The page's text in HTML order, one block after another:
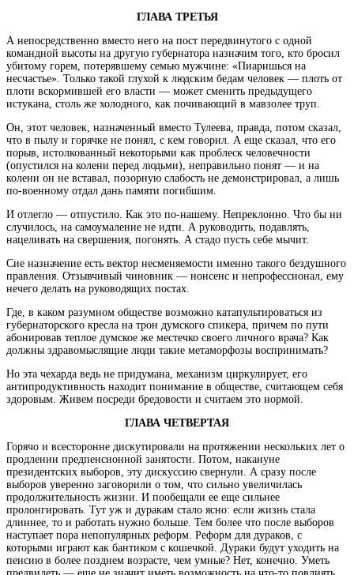
ГЛАВА ТРЕТЬЯ
А непосредственно вместо него на пост передвинутого с одной
командной высоты на другую губернатора назначим того, кто бросил
убитому горем, потерявшему семью мужчине: «Пиаришься на
несчастье». Только такой глухой к людским бедам человек — плоть от
плоти вскормившей его власти — может сменить предыдущего
истукана, столь же холодного, как почивающий в мавзолее труп.
Он, этот человек, назначенный вместо Тулеева, правда, потом сказал,
что в пылу и горячке не понял, с кем говорил. А еще сказал, что его
порыв, истолкованный некоторыми как проблеск человечности
(опустился на колени перед людьми), неправильно понят — и на
колени он не вставал, позорную слабость не демонстрировал, а лишь
по-военному отдал дань памяти погибшим.
И отлегло — отпустило. Как это по-нашему. Непреклонно. Что бы ни
случилось, на самоумаление не идти. А руководить, подавлять,
нацеливать на свершения, погонять. А стадо пусть себе мычит.
Сие назначение есть вектор несменяемости именно такого бездушного
правления. Отзывчивый чиновник — нонсенс и непрофессионал, ему
нечего делать на руководящих постах.
Где, в каком разумном обществе возможно катапультироваться из
губернаторского кресла на трон думского спикера, причем по пути
абонировав теплое думское же местечко своего личного врача? Как
должны здравомыслящие люди такие метаморфозы воспринимать?
Но эта чехарда ведь не придумана, механизм циркулирует, его
антипродуктивность находит понимание в обществе, считающем себя
здоровым. Живем посреди бредовости и считаем это нормой.
ГЛАВА ЧЕТВЕРТАЯ
Горячо и всесторонне дискутировали на протяжении нескольких лет о
продлении предпенсионной занятости. Потом, накануне
президентских выборов, эту дискуссию свернули. А сразу после
выборов уверенно заговорили о том, что сильно увеличилась
продолжительность жизни. И пообещали ее еще сильнее
пролонгировать. Тут уж и дуракам стало ясно: если жизнь стала
длиннее, то и работать нужно больше. Тем более что после выборов
наступает пора непопулярных реформ. Реформ для дураков, с
которыми играют как бантиком с кошечкой. Дураки будут уходить на
пенсию в более позднем возрасте, чем умные? Нет, конечно. Уметь